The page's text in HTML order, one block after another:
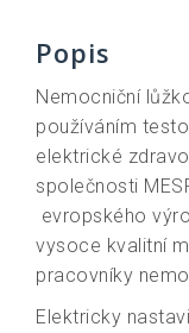
Popis
Nemocniční
používáním
elektrické
společnosti
evropského
vysoce kvalitní
pracovníky
Elektricky